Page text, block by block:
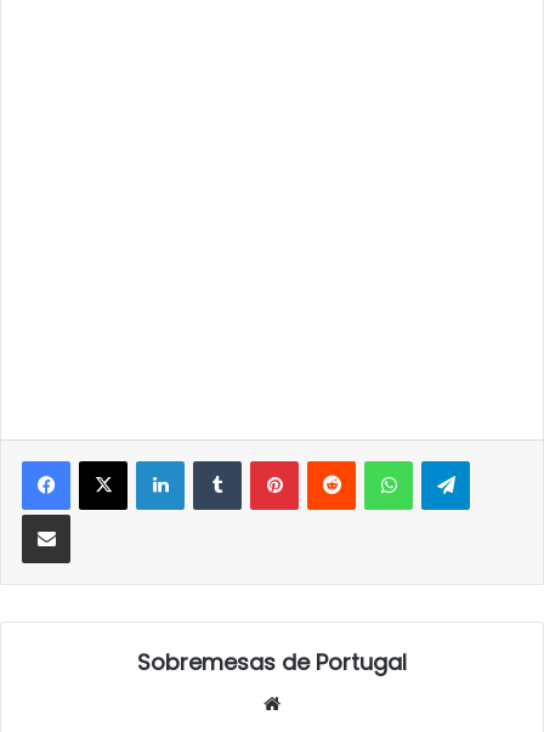
LinkedInTumblrPinterestReddit WhatsApp
Partilhar Via Email
Sobremesas de Portugal